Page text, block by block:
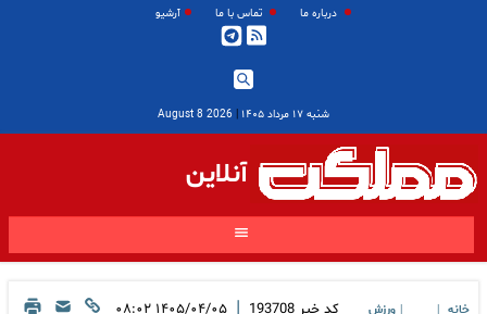
درباره ما تماس با ما آرشیو
شنبه ۱۷ مرداد ۱۴۰۵ |
2026 August 8
آنلاین
خانه
ورزش
کد خبر 193708 ۱۴۰۵/۰۴/۰۵ ۰۸:۰۲